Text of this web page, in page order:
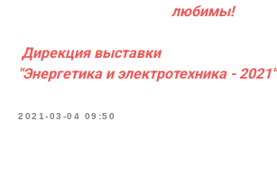
любимы!
Дирекция выставки
"Энергетика и электротехника - 2021"
2021-03-04 09:50